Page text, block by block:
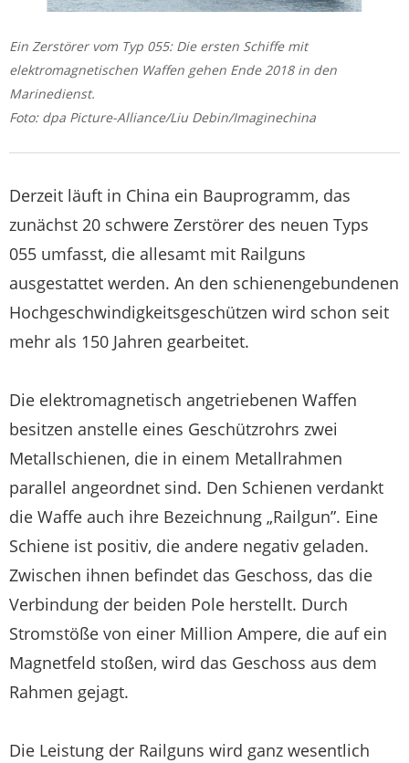
Ein Zerstörer vom Typ 055: Die ersten Schiffe mit
elektromagnetischen Waffen gehen Ende 2018 in den
Marinedienst.
Foto: dpa Picture-Alliance/Liu Debin/Imaginechina
Derzeit läuft in China ein Bauprogramm, das
zunächst 20 schwere Zerstörer des neuen Typs
055 umfasst, die allesamt mit Railguns
ausgestattet werden. An den schienengebundenen
Hochgeschwindigkeitsgeschützen wird schon seit
mehr als 150 Jahren gearbeitet.
Die elektromagnetisch angetriebenen Waffen
besitzen anstelle eines Geschützrohrs zwei
Metallschienen, die in einem Metallrahmen
parallel angeordnet sind. Den Schienen verdankt
die Waffe auch ihre Bezeichnung „Railgun”. Eine
Schiene ist positiv, die andere negativ geladen.
Zwischen ihnen befindet das Geschoss, das die
Verbindung der beiden Pole herstellt. Durch
Stromstöße von einer Million Ampere, die auf ein
Magnetfeld stoßen, wird das Geschoss aus dem
Rahmen gejagt.
Die Leistung der Railguns wird ganz wesentlich